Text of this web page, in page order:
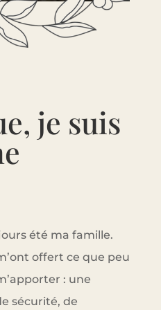
je suis
été ma famille.
offert ce que peu
: une
sécurité, de